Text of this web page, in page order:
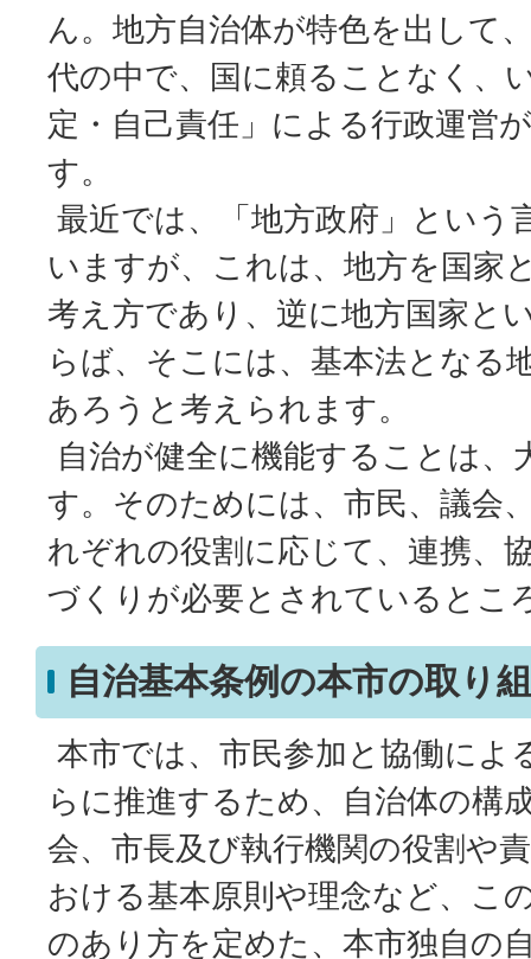
ん。地方自治体が特色を出して
代の中で、国に頼ることなく、
定・自己責任」による行政運営
す。
最近では、「地方政府」という
いますが、これは、地方を国家
考え方であり、逆に地方国家と
らば、そこには、基本法となる
あろうと考えられます。
自治が健全に機能することは、
す。そのためには、市民、議会
れぞれの役割に応じて、連携、
づくりが必要とされているとこ
自治基本条例の本市の取り
本市では、市民参加と協働によ
らに推進するため、自治体の構
会、市長及び執行機関の役割や
おける基本原則や理念など、こ
のあり方を定めた、本市独自の